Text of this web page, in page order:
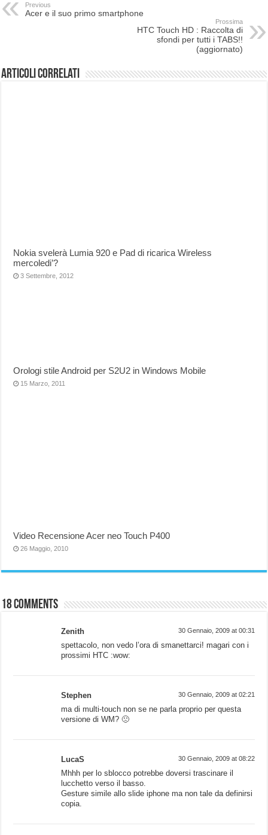
Previous
Acer e il suo primo smartphone
Prossima
HTC Touch HD : Raccolta di
sfondi per tutti i TABS!!
(aggiornato)
Articoli correlati
Nokia svelerà Lumia 920 e Pad di ricarica Wireless
mercoledi’?
3 Settembre, 2012
Orologi stile Android per S2U2 in Windows Mobile
15 Marzo, 2011
Video Recensione Acer neo Touch P400
26 Maggio, 2010
18 comments
Zenith 30 Gennaio, 2009 at 00:31
spettacolo, non vedo l’ora di smanettarci! magari con i
prossimi HTC :wow:
Stephen 30 Gennaio, 2009 at 02:21
ma di multi-touch non se ne parla proprio per questa
versione di WM? 🙁
LucaS 30 Gennaio, 2009 at 08:22
Mhhh per lo sblocco potrebbe doversi trascinare il
lucchetto verso il basso.
Gesture simile allo slide iphone ma non tale da definirsi
copia.